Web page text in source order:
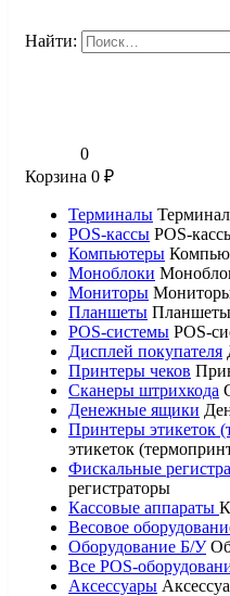
Найти:
0
Корзина 0 ₽
Терминалы
POS-кассы POS-
Компьютеры
Моноблоки
Мониторы
Планшеты Планшеты
POS-системы POS-
Дисплей покупателя
Принтеры чеков
Сканеры штрихкода
Денежные ящики
Принтеры этикеток
этикеток
Фискальные
регистраторы
Кассовые аппараты
Весовое
Оборудование Б/У
Все POS-
Аксессуары